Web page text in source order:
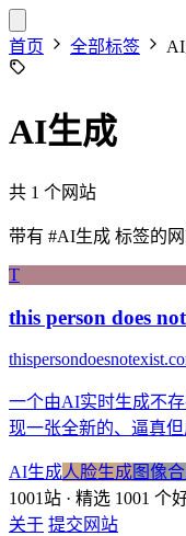
首页 全部标签
AI生成
共 1 个网站
带有 #AI生成 标签的
T
this person does
一个由AI实时生成不
现一张全新的、逼真但
AI生成人脸生成图像
1001站 · 精选 1001 个
关于 提交网站